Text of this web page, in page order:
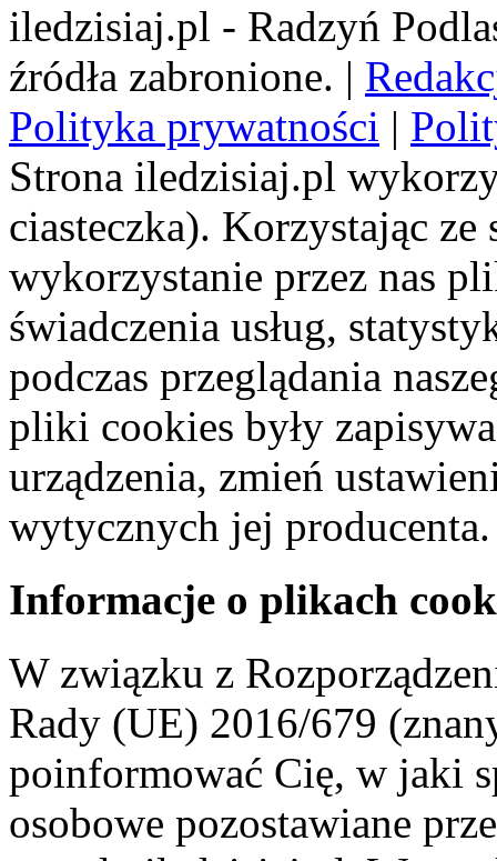
iledzisiaj.pl - Radzyń
źródła zabronione. |
Polityka prywatności |
Strona iledzisiaj.pl
ciasteczka). Korzystając
wykorzystanie przez nas
świadczenia usług,
podczas przeglądania
pliki cookies były
urządzenia, zmień
wytycznych jej producenta.
Informacje o plikach
W związku z
Rady (UE) 2016/679
poinformować Cię, w jaki
osobowe pozostawiane